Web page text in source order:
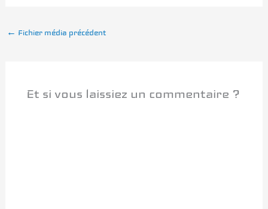
← Fichier média précédent
Et si vous laissiez un commentaire ?